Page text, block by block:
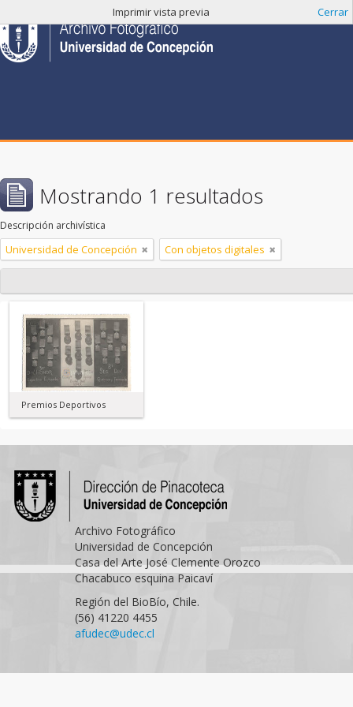
Imprimir vista previa Cerrar
Mostrando 1 resultados
Descripción archivística
Universidad de Concepción Con objetos digitales
Premios Deportivos
Archivo Fotográfico
Universidad de Concepción
Casa del Arte José Clemente Orozco
Chacabuco esquina Paicaví
Región del BioBío, Chile.
(56) 41220 4455
afudec@udec.cl